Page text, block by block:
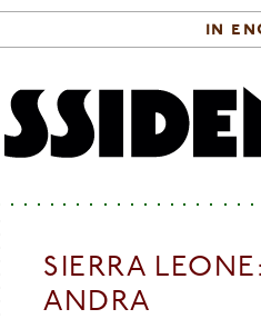
in
SIERRA
ANDRA